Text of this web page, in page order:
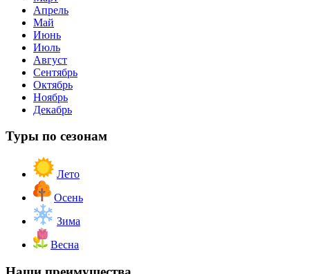
Апрель
Май
Июнь
Июль
Август
Сентябрь
Октябрь
Ноябрь
Декабрь
Туры по сезонам
Лето
Осень
Зима
Весна